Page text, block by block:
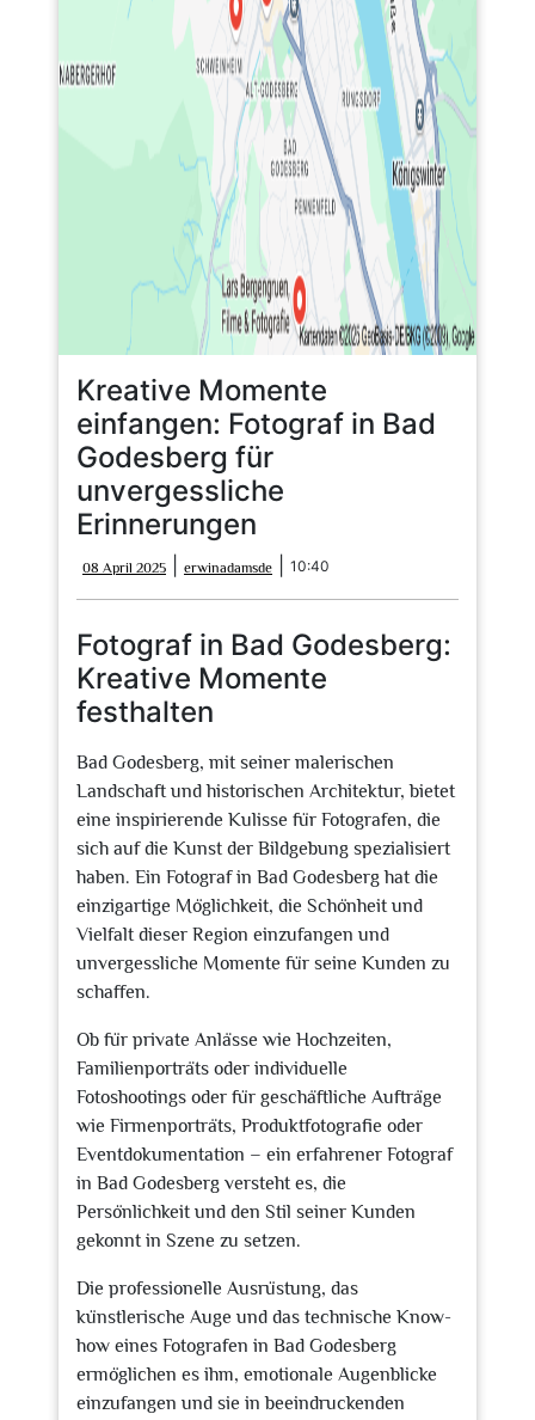
Kreative Momente
einfangen: Fotograf in Bad
Godesberg für
unvergessliche
Erinnerungen
08 April 2025
April
2025
erwinadamsde erwinadamsde
10:40
Fotograf in Bad Godesberg:
Kreative Momente
festhalten
Bad Godesberg, mit seiner malerischen
Landschaft und historischen Architektur, bietet
eine inspirierende Kulisse für Fotografen, die
sich auf die Kunst der Bildgebung spezialisiert
haben. Ein Fotograf in Bad Godesberg hat die
einzigartige Möglichkeit, die Schönheit und
Vielfalt dieser Region einzufangen und
unvergessliche Momente für seine Kunden zu
schaffen.
Ob für private Anlässe wie Hochzeiten,
Familienporträts oder individuelle
Fotoshootings oder für geschäftliche Aufträge
wie Firmenporträts, Produktfotografie oder
Eventdokumentation – ein erfahrener Fotograf
in Bad Godesberg versteht es, die
Persönlichkeit und den Stil seiner Kunden
gekonnt in Szene zu setzen.
Die professionelle Ausrüstung, das
künstlerische Auge und das technische Know-
how eines Fotografen in Bad Godesberg
ermöglichen es ihm, emotionale Augenblicke
einzufangen und sie in beeindruckenden